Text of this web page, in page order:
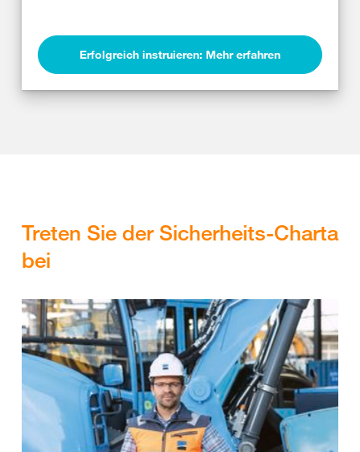
Erfolgreich instruieren: Mehr erfahren
Treten Sie der Sicherheits-Charta
bei